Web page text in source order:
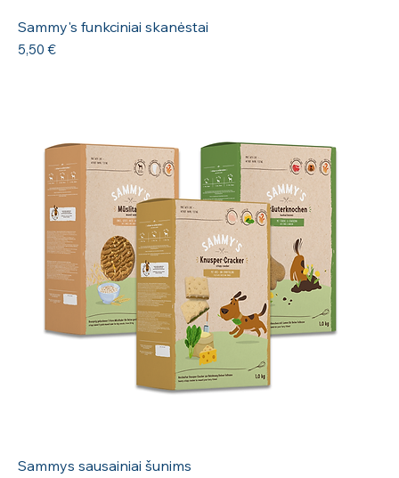
Sammy's funkciniai skanėstai
Kaina
5,50 €
Sammys sausainiai šunims